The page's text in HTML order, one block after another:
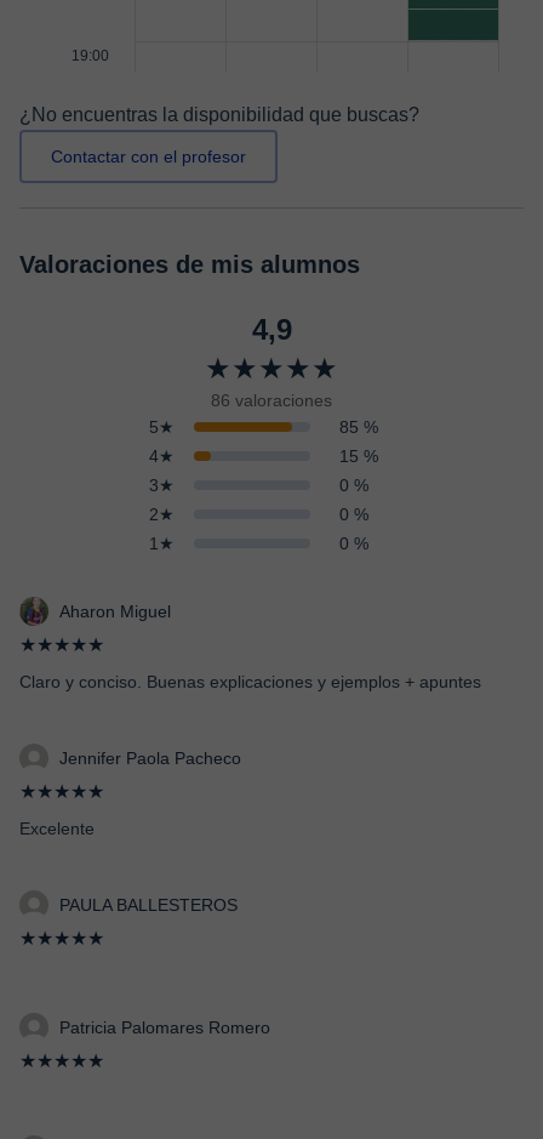
19:00
¿No encuentras la disponibilidad que buscas?
Contactar con el profesor
Valoraciones de mis alumnos
4,9
★★★★★
86 valoraciones
5★
85 %
4★
15 %
3★
0 %
2★
0 %
1★
0 %
Aharon Miguel
★★★★★
Claro y conciso. Buenas explicaciones y ejemplos + apuntes
Jennifer Paola Pacheco
★★★★★
Excelente
PAULA BALLESTEROS
★★★★★
Patricia Palomares Romero
★★★★★